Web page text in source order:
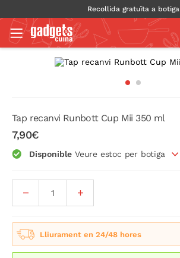
Recollida gratuïta a botiga
Tap recanvi Runbott Cup Mii 350 ml
7,90€
Disponible Veure estoc per botiga
Lliurament en 24/48 hores